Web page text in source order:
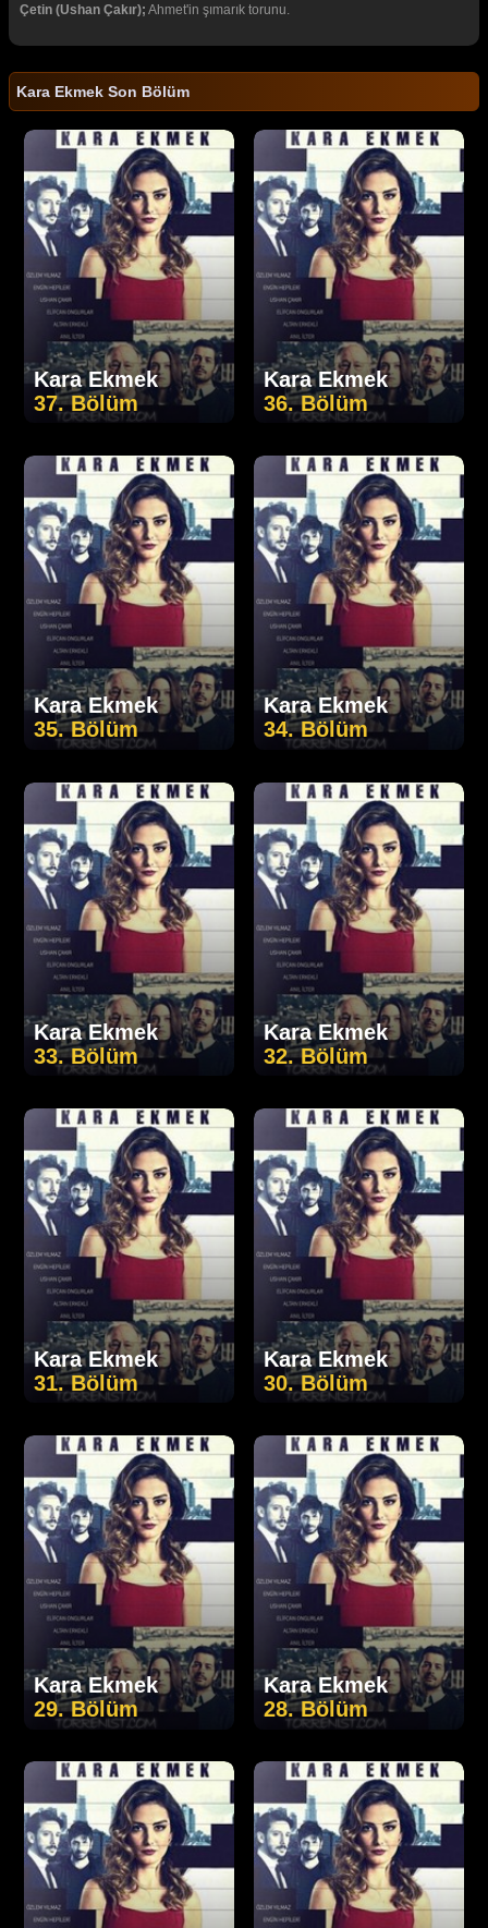
Çetin (Ushan Çakır); Ahmet'in şımarık torunu.
Kara Ekmek Son Bölüm
Kara Ekmek
37. Bölüm
Kara Ekmek
36. Bölüm
Kara Ekmek
35. Bölüm
Kara Ekmek
34. Bölüm
Kara Ekmek
33. Bölüm
Kara Ekmek
32. Bölüm
Kara Ekmek
31. Bölüm
Kara Ekmek
30. Bölüm
Kara Ekmek
29. Bölüm
Kara Ekmek
28. Bölüm